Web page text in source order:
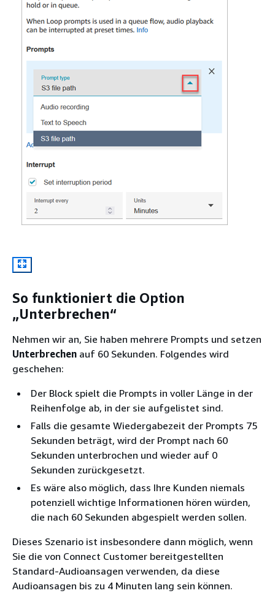
So funktioniert die Option
„Unterbrechen“
Nehmen wir an, Sie haben mehrere Prompts und setzen
Unterbrechen auf 60 Sekunden. Folgendes wird
geschehen:
Der Block spielt die Prompts in voller Länge in der
Reihenfolge ab, in der sie aufgelistet sind.
Falls die gesamte Wiedergabezeit der Prompts 75
Sekunden beträgt, wird der Prompt nach 60
Sekunden unterbrochen und wieder auf 0
Sekunden zurückgesetzt.
Es wäre also möglich, dass Ihre Kunden niemals
potenziell wichtige Informationen hören würden,
die nach 60 Sekunden abgespielt werden sollen.
Dieses Szenario ist insbesondere dann möglich, wenn
Sie die von Connect Customer bereitgestellten
Standard-Audioansagen verwenden, da diese
Audioansagen bis zu 4 Minuten lang sein können.